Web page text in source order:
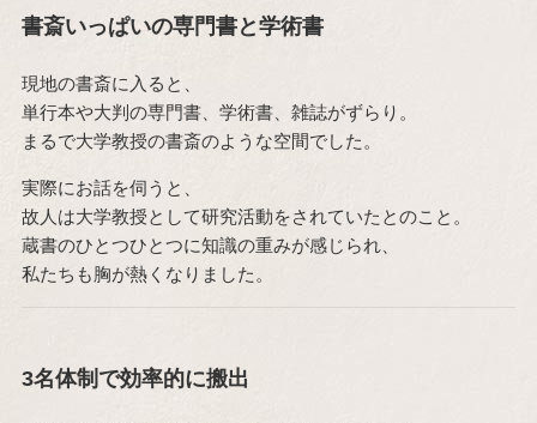
書斎いっぱいの専門書と学術書
現地の書斎に入ると、
単行本や大判の専門書、学術書、雑誌がずらり。
まるで大学教授の書斎のような空間でした。
実際にお話を伺うと、
故人は大学教授として研究活動をされていたとのこと。
蔵書のひとつひとつに知識の重みが感じられ、
私たちも胸が熱くなりました。
3名体制で効率的に搬出